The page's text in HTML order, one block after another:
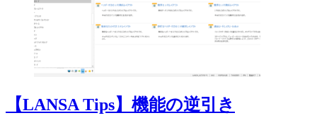
【LANSA Tips】機能の逆引き